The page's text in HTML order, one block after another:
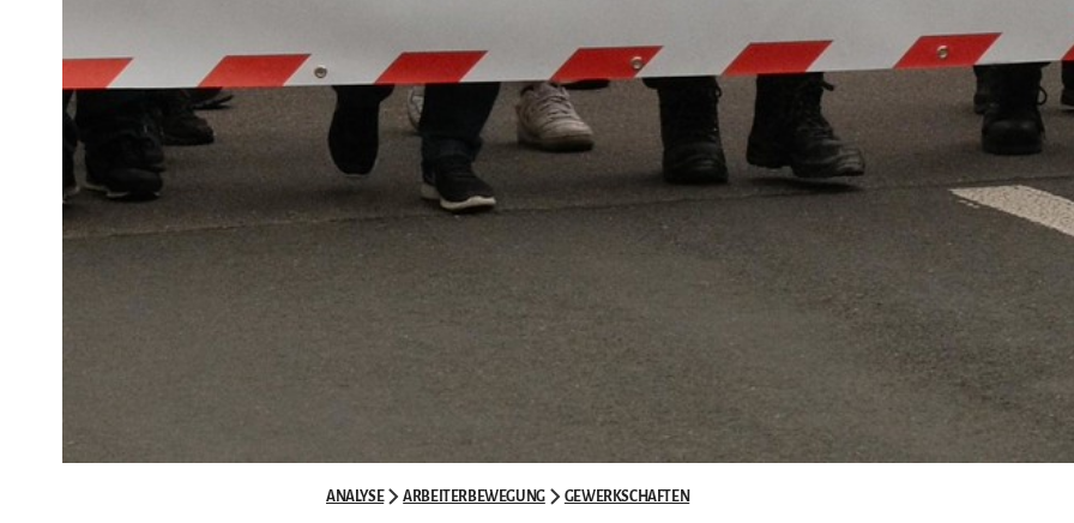
ANALYSE ARBEITERBEWEGUNG GEWERKSCHAFTEN